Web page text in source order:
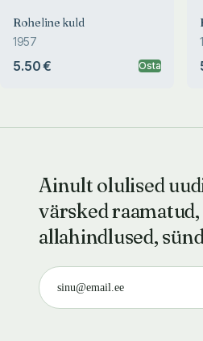
Roheline kuld
1957
5.50 € Osta
Ainult olulised
värsked raamatud,
allahindlused,